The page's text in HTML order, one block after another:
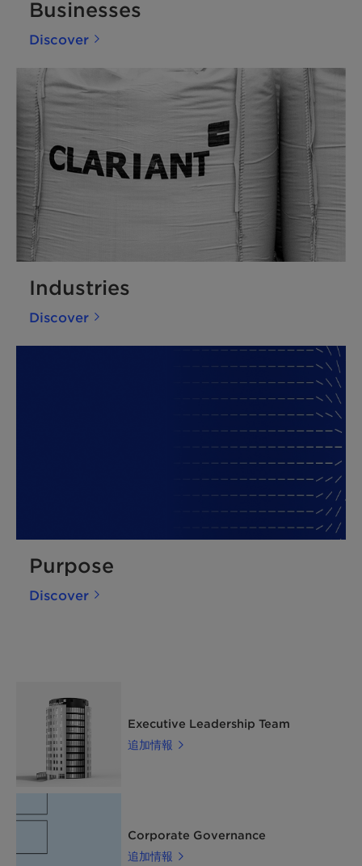
Businesses
Discover
Industries
Discover
Purpose
Discover
Executive Leadership Team
追加情報
Corporate Governance
追加情報